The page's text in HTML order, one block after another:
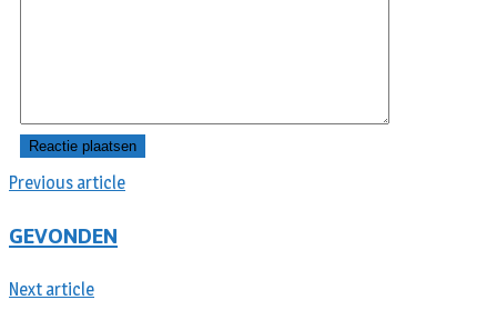
Previous article
GEVONDEN
Next article